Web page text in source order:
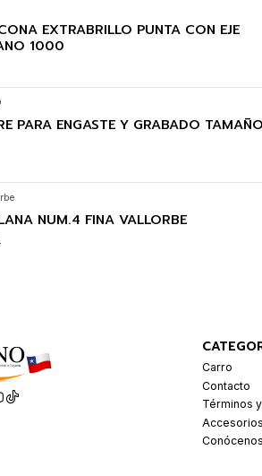
EXTRABRILLO PUNTA CON EJE
1000
PARA ENGASTE Y GRABADO TAMAÑO
NUM.4 FINA VALLORBE
Carro
Contacto
Términos
Conócenos